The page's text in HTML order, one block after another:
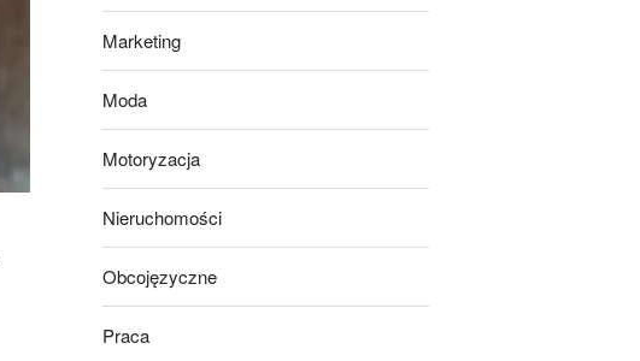
Marketing
Moda
Motoryzacja
Nieruchomości
Obcojęzyczne
Praca